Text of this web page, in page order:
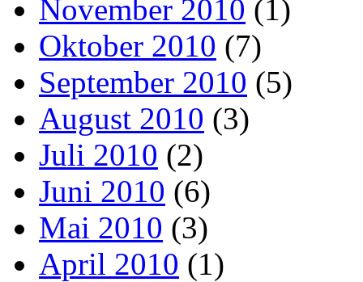
November 2010 (1)
Oktober 2010 (7)
September 2010 (5)
August 2010 (3)
Juli 2010 (2)
Juni 2010 (6)
Mai 2010 (3)
April 2010 (1)